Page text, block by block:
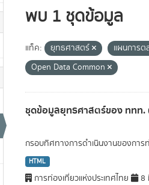
พบ 1 ชุดข้อมูล
แท็ค: ยุทธศาสตร์ แผนการต
Open Data Common
ชุดข้อมูลยุทธศาสตร์ของ ททท.
กรอบทิศทางการดำเนินงานของการท่
HTML
การท่องเที่ยวแห่งประเทศไทย 8